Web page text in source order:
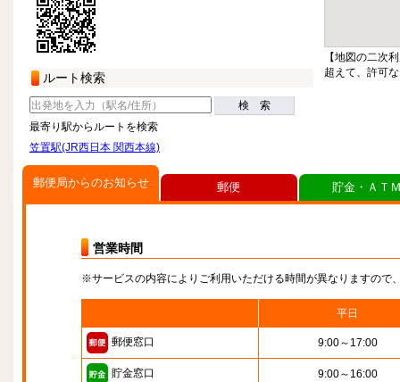
ルート検索
検 索
最寄り駅からルートを検索
笠置駅(JR西日本 関西本線)
【地図の二次
超えて、許可
郵便局からのお知らせ
営業時間
※サービスの内容によりご利用いただける時間が異なりますので
平日
郵便窓口 9:00～17:00
貯金窓口 9:00～16:00
郵便 貯金・ＡＴ